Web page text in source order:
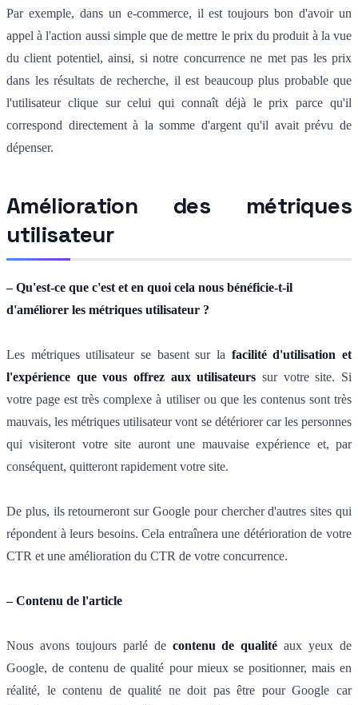
Par exemple, dans un e-commerce, il est toujours bon d'avoir un
appel à l'action aussi simple que de mettre le prix du produit à la vue
du client potentiel, ainsi, si notre concurrence ne met pas les prix
dans les résultats de recherche, il est beaucoup plus probable que
l'utilisateur clique sur celui qui connaît déjà le prix parce qu'il
correspond directement à la somme d'argent qu'il avait prévu de
dépenser.
Amélioration des métriques
utilisateur
– Qu'est-ce que c'est et en quoi cela nous bénéficie-t-il
d'améliorer les métriques utilisateur ?
Les métriques utilisateur se basent sur la facilité d'utilisation et
l'expérience que vous offrez aux utilisateurs sur votre site. Si
votre page est très complexe à utiliser ou que les contenus sont très
mauvais, les métriques utilisateur vont se détériorer car les personnes
qui visiteront votre site auront une mauvaise expérience et, par
conséquent, quitteront rapidement votre site.
De plus, ils retourneront sur Google pour chercher d'autres sites qui
répondent à leurs besoins. Cela entraînera une détérioration de votre
CTR et une amélioration du CTR de votre concurrence.
– Contenu de l'article
Nous avons toujours parlé de contenu de qualité aux yeux de
Google, de contenu de qualité pour mieux se positionner, mais en
réalité, le contenu de qualité ne doit pas être pour Google car